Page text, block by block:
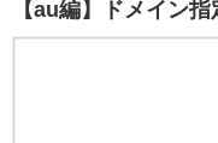
【au編】ドメイン